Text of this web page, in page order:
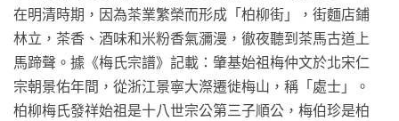
在明清時期，因為茶業繁榮而形成「柏柳街」，街麵店鋪
林立，茶香、酒味和米粉香氣瀰漫，徹夜聽到茶馬古道上
馬蹄聲。據《梅氏宗譜》記載：肇基始祖梅仲文於北宋仁
宗朝景佑年間，從浙江景寧大漈遷徙梅山，稱「處士」。
柏柳梅氏發祥始祖是十八世宗公第三子順公，梅伯珍是柏